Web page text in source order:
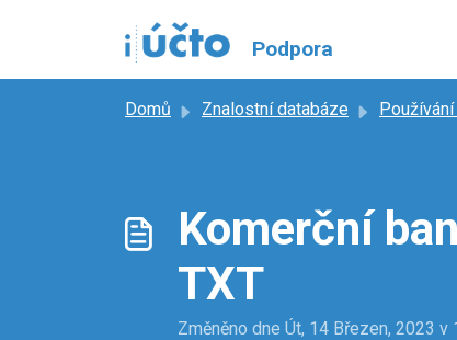
Podpora
Domů Znalostní databáze
Komerční
TXT
Změněno dne Út, 14 Březen, 2023 v